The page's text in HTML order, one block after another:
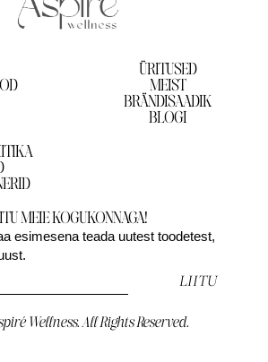
ÜRITUSED
MEIST
BRÄNDISAADIK
BLOGI
MEIE KOGUKONNAGA!
esimesena teada uutest toodetest,
LIITU
Wellness. All Rights Reserved.